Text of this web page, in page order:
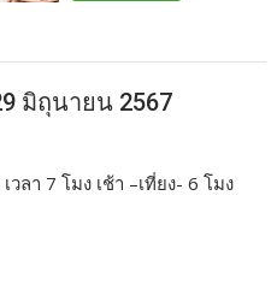
มิถุนายน 2567
ลา 7 โมง เช้า –เที่ยง- 6 โมง